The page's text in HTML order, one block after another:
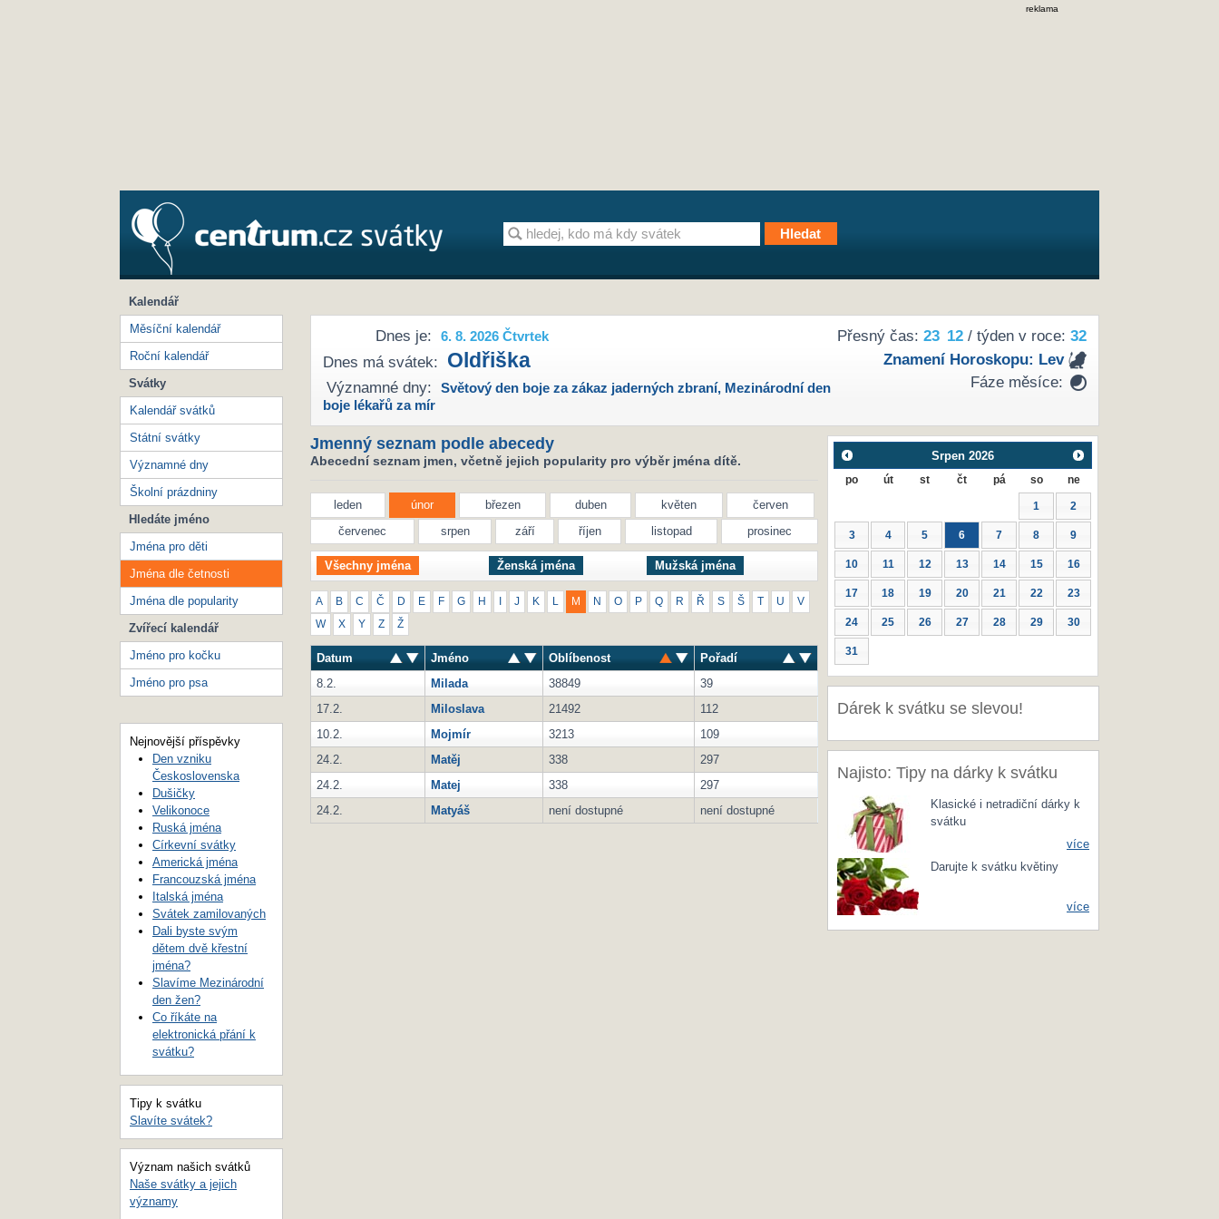
reklama
Přesný čas: 23 12/ týden v roce: 32
Znamení Horoskopu: Lev
Fáze měsíce:
Dnes je: 6. 8. 2026 Čtvrtek
Dnes má svátek: Oldřiška
Významné dny: Světový den boje za zákaz jaderných zbraní, Mezinárodní den
boje lékařů za mír
Jmenný seznam podle abecedy
Abecední seznam jmen, včetně jejich popularity pro výběr jména dítě.
leden únor březen duben květen
červen
červenec
srpen září říjen listopad prosinec
Všechny jména Ženská jména Mužská jména
A B C Č D E F G H J K M N O P Q R Ř S Š T U V
W X Y Z Ž
Datum Jméno Oblíbenost
Pořadí
8.2.
Milada 38849
39
17.2.
Miloslava 21492
112
10.2.
Mojmír 3213
109
24.2.
Matěj 338
297
24.2.
Matej 338
297
24.2.
Matyáš není dostupné není dostupné
Srpen 2026
po út st čt pá so ne
1 2
3 4 5 6 7 8 9
10 11 12 13 14 15 16
17 18 19 20 21 22 23
24 25 26 27 28 29 30
31
Dárek k svátku se slevou!
Najisto: Tipy na dárky k svátku
Klasické i netradiční dárky k
svátku
více
Darujte k svátku květiny
více
Kalendář
Měsíční kalendář
Roční kalendář
Svátky
Kalendář svátků
Státní svátky
Významné dny
Školní prázdniny
Hledáte jméno
Jména pro děti
Jména dle četnosti
Jména dle popularity
Zvířecí kalendář
Jméno pro kočku
Jméno pro psa
Nejnovější příspěvky
Den vzniku
Československa
Dušičky
Velikonoce
Ruská jména
Církevní svátky
Americká jména
Francouzská jména
Italská jména
Svátek zamilovaných
Dali byste svým
dětem dvě křestní
jména?
Slavíme Mezinárodní
den žen?
Co říkáte na
elektronická přání k
svátku?
Tipy k svátku
Slavíte svátek?
Význam našich svátků
Naše svátky a jejich
významy